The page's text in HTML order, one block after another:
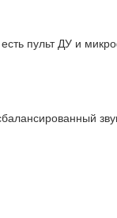
пульт ДУ и